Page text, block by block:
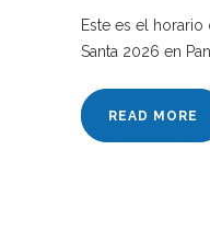
Este es el horario
Santa 2026 en
READ MORE